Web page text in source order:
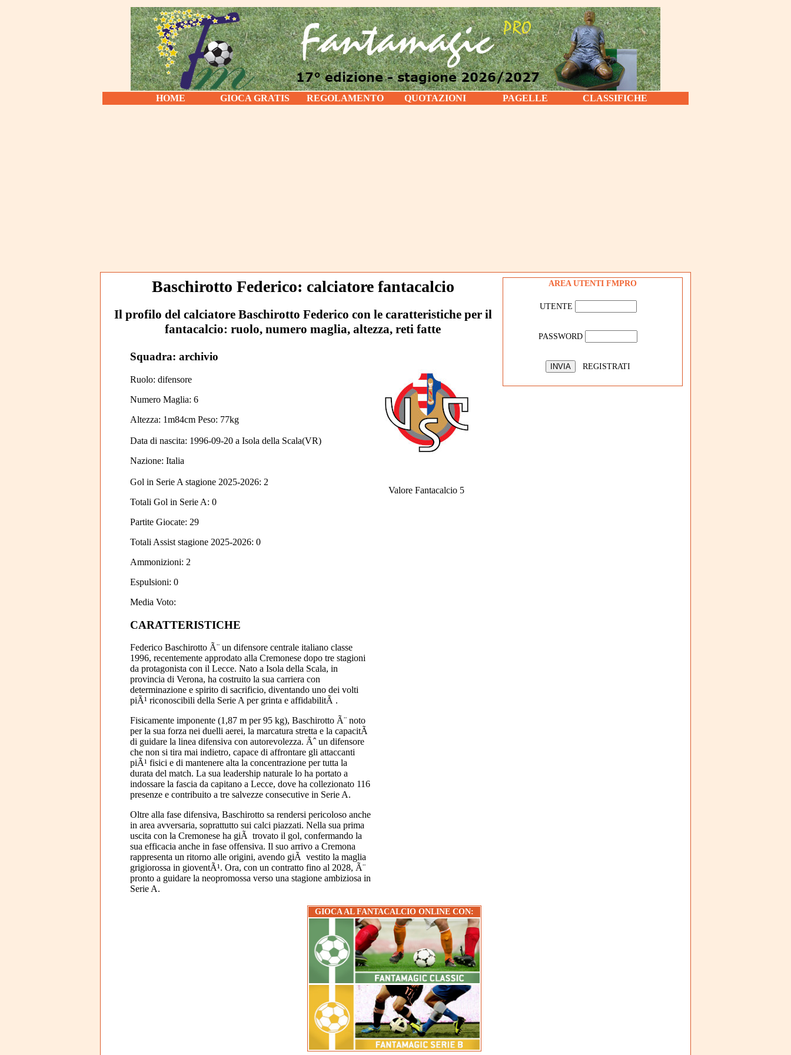
HOME GIOCA GRATIS REGOLAMENTO QUOTAZIONI PAGELLE CLASSIFICHE
Baschirotto Federico: calciatore fantacalcio
Il profilo del calciatore Baschirotto Federico con le caratteristiche per il
fantacalcio: ruolo, numero maglia, altezza, reti fatte
Squadra: archivio
Ruolo: difensore
Numero Maglia: 6
Altezza: 1m84cm Peso: 77kg
Data di nascita: 1996-09-20 a Isola della Scala(VR)
Nazione: Italia
Gol in Serie A stagione 2025-2026: 2
Totali Gol in Serie A: 0
Partite Giocate: 29
Totali Assist stagione 2025-2026: 0
Ammonizioni: 2
Espulsioni: 0
Media Voto:
CARATTERISTICHE
Federico Baschirotto Ã¨ un difensore centrale italiano classe
1996, recentemente approdato alla Cremonese dopo tre stagioni
da protagonista con il Lecce. Nato a Isola della Scala, in
provincia di Verona, ha costruito la sua carriera con
determinazione e spirito di sacrificio, diventando uno dei volti
piÃ¹ riconoscibili della Serie A per grinta e affidabilitÃ .
Fisicamente imponente (1,87 m per 95 kg), Baschirotto Ã¨ noto
per la sua forza nei duelli aerei, la marcatura stretta e la capacitÃ
di guidare la linea difensiva con autorevolezza. Ãˆ un difensore
che non si tira mai indietro, capace di affrontare gli attaccanti
piÃ¹ fisici e di mantenere alta la concentrazione per tutta la
durata del match. La sua leadership naturale lo ha portato a
indossare la fascia da capitano a Lecce, dove ha collezionato 116
presenze e contribuito a tre salvezze consecutive in Serie A.
Oltre alla fase difensiva, Baschirotto sa rendersi pericoloso anche
in area avversaria, soprattutto sui calci piazzati. Nella sua prima
uscita con la Cremonese ha giÃ trovato il gol, confermando la
sua efficacia anche in fase offensiva. Il suo arrivo a Cremona
rappresenta un ritorno alle origini, avendo giÃ vestito la maglia
grigiorossa in gioventÃ¹. Ora, con un contratto fino al 2028, Ã¨
pronto a guidare la neopromossa verso una stagione ambiziosa in
Serie A.
Valore Fantacalcio 5
AREA UTENTI FMPRO
UTENTE
PASSWORD
REGISTRATI
GIOCA AL FANTACALCIO ONLINE CON: